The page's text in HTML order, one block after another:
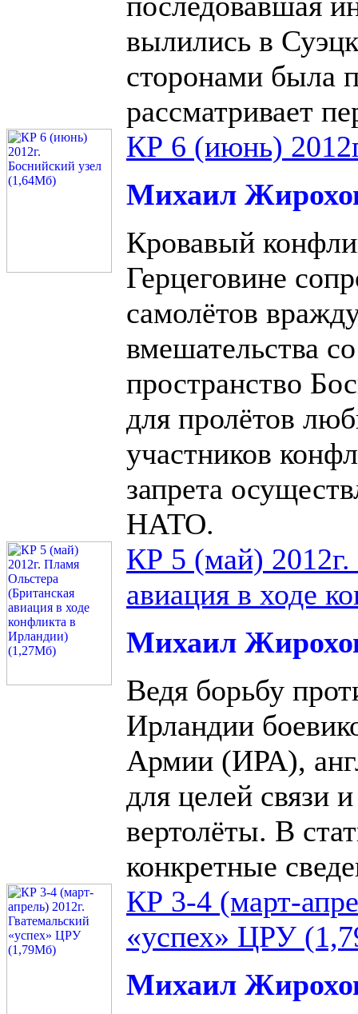
вылились в
сторонами была
рассматривает
КР 6 (июнь)
Михаил
Кровавый
Герцеговине
самолётов
вмешательства
пространство
для пролётов
участников
запрета
НАТО.
КР 5 (май) 2012г.
авиация в ходе
Михаил
Ведя борьбу
Ирландии
Армии (ИРА),
для целей связи
вертолёты. В
конкретные
КР 3-4 (март-
«успех» ЦРУ
Михаил